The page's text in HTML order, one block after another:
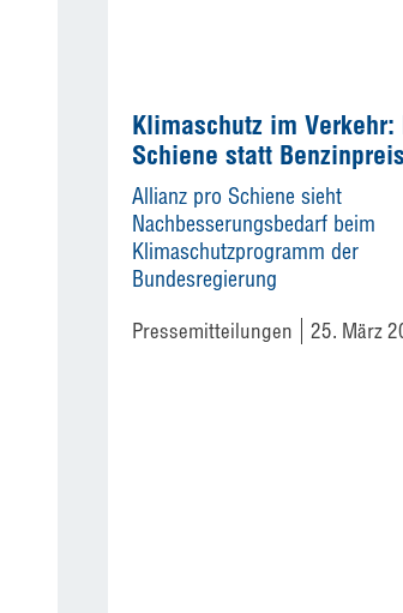
Klimaschutz im Verkehr:
Schiene statt
Allianz pro Schiene sieht
Nachbesserungsbedarf beim
Klimaschutzprogramm der
Bundesregierung
Pressemitteilungen 25. März